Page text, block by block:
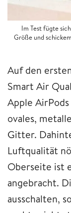
Im Test fügte
Größe und
Auf den
Smart Air
Apple
ovales,
Gitter.
Luftqualität
Oberseite ist
angebracht.
ausschalten,